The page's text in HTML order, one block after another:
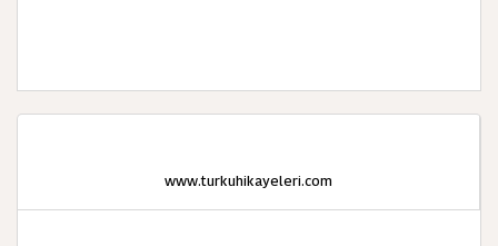
www.turkuhikayeleri.com